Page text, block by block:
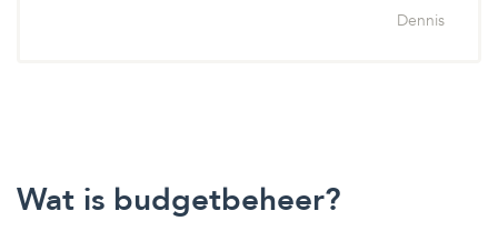
Dennis
Wat is budgetbeheer?